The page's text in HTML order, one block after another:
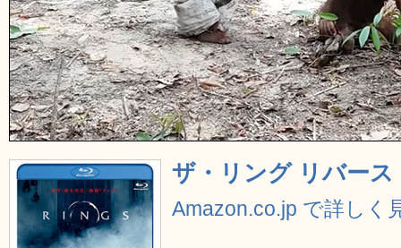
ザ・リング リバー
Amazon.co.jp で詳しく